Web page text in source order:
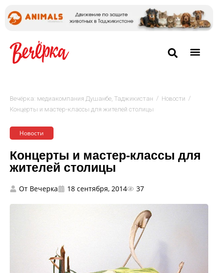
Вечёрка: медиакомпания Душанбе, Таджикистан / Новости /
Концерты и мастер-классы для жителей столицы
Новости
Концерты и мастер-классы для
жителей столицы
От Вечерка 18 сентября, 2014 37